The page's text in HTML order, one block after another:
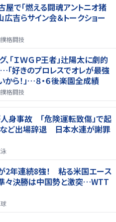
屋で「燃える闘魂アントニオ猪
吉らサイン会＆トークショー
格闘技
、「ＩＷＧＰ王者」辻陽太に劇的
…「好きのプロレスでオレが最強
ら！」…８・６後楽園全成績
格闘技
人身事故 「危険運転致傷」で起
ど出場辞退 日本水連が謝罪
2年連続8強！ 粘る米国エース
決勝は中国勢と激突…WTT